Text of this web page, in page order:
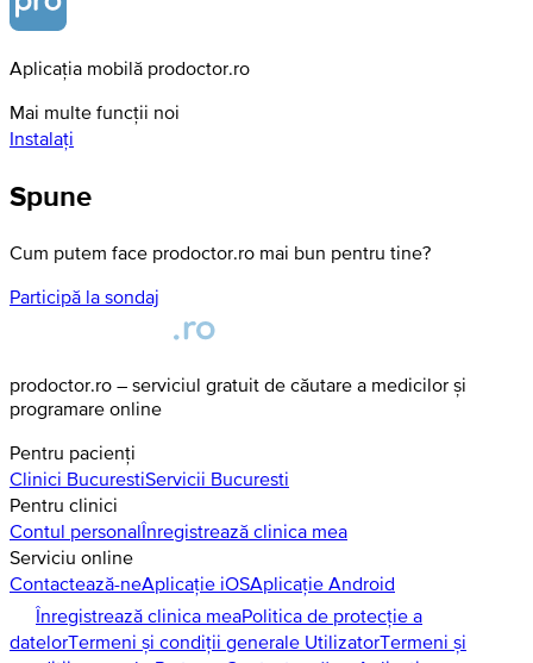
Aplicația mobilă prodoctor.ro
Mai multe funcții noi
Instalați
Spune
Cum putem face prodoctor.ro mai bun pentru tine?
Participă la sondaj
prodoctor.ro – serviciul gratuit de căutare a medicilor și
programare online
Pentru pacienți
Clinici BucurestiServicii Bucuresti
Pentru clinici
Contul personalÎnregistrează clinica mea
Serviciu online
Contactează-neAplicație iOSAplicație Android
Înregistrează clinica meaPolitica de protecție a
datelorTermeni și condiții generale UtilizatorTermeni și